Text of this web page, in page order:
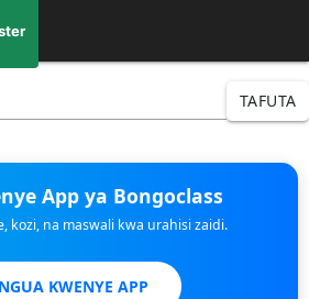
TAFUTA
App ya Bongoclass
kozi, na maswali kwa urahisi zaidi.
KWENYE APP